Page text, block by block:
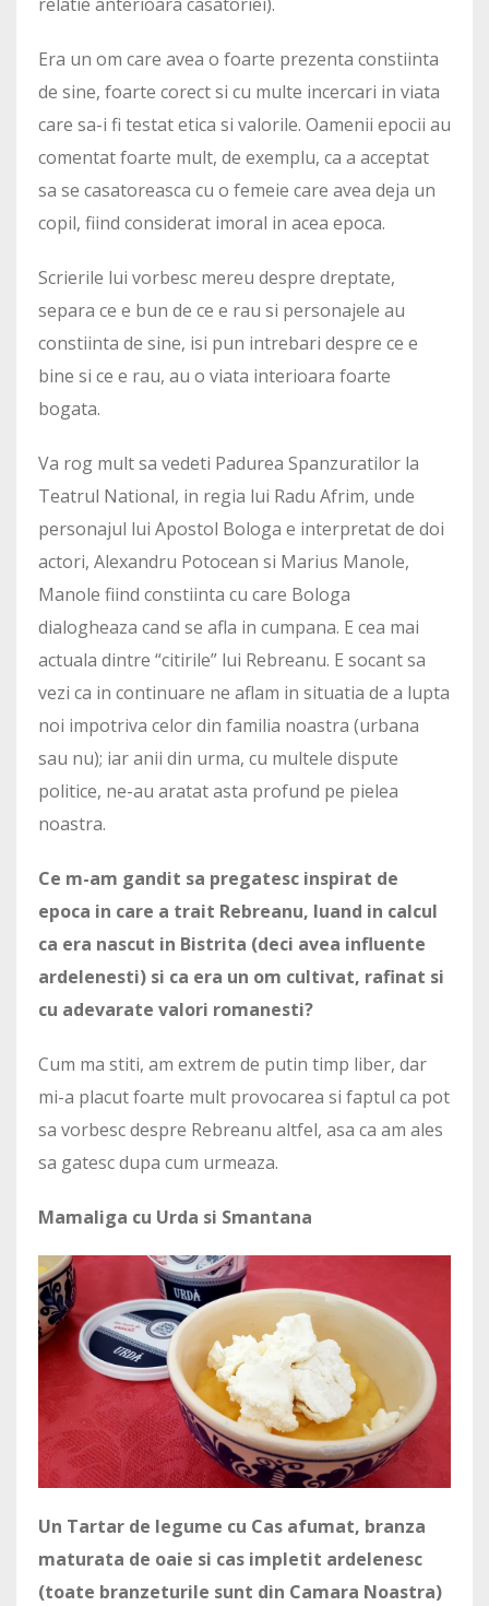
Era un om care avea o foarte prezenta constiinta
de sine, foarte corect si cu multe incercari in viata
care sa-i fi testat etica si valorile. Oamenii epocii au
comentat foarte mult, de exemplu, ca a acceptat
sa se casatoreasca cu o femeie care avea deja un
copil, fiind considerat imoral in acea epoca.
Scrierile lui vorbesc mereu despre dreptate,
separa ce e bun de ce e rau si personajele au
constiinta de sine, isi pun intrebari despre ce e
bine si ce e rau, au o viata interioara foarte
bogata.
Va rog mult sa vedeti Padurea Spanzuratilor la
Teatrul National, in regia lui Radu Afrim, unde
personajul lui Apostol Bologa e interpretat de doi
actori, Alexandru Potocean si Marius Manole,
Manole fiind constiinta cu care Bologa
dialogheaza cand se afla in cumpana. E cea mai
actuala dintre “citirile” lui Rebreanu. E socant sa
vezi ca in continuare ne aflam in situatia de a lupta
noi impotriva celor din familia noastra (urbana
sau nu); iar anii din urma, cu multele dispute
politice, ne-au aratat asta profund pe pielea
noastra.
Ce m-am gandit sa pregatesc inspirat de
epoca in care a trait Rebreanu, luand in calcul
ca era nascut in Bistrita (deci avea influente
ardelenesti) si ca era un om cultivat, rafinat si
cu adevarate valori romanesti?
Cum ma stiti, am extrem de putin timp liber, dar
mi-a placut foarte mult provocarea si faptul ca pot
sa vorbesc despre Rebreanu altfel, asa ca am ales
sa gatesc dupa cum urmeaza.
Mamaliga cu Urda si Smantana
Un Tartar de legume cu Cas afumat, branza
maturata de oaie si cas impletit ardelenesc
(toate branzeturile sunt din Camara Noastra)